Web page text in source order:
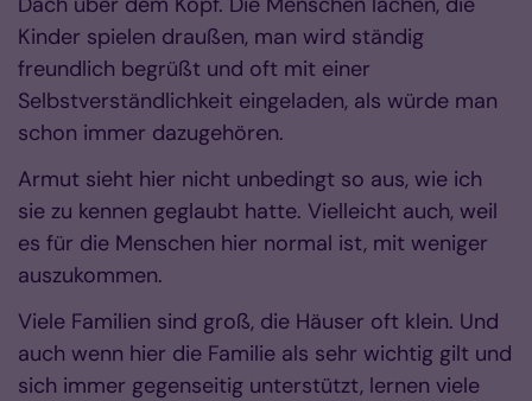
Kinder spielen draußen, man wird ständig
freundlich begrüßt und oft mit einer
Selbstverständlichkeit eingeladen, als würde man
schon immer dazugehören.
Armut sieht hier nicht unbedingt so aus, wie ich
sie zu kennen geglaubt hatte. Vielleicht auch, weil
es für die Menschen hier normal ist, mit weniger
auszukommen.
Viele Familien sind groß, die Häuser oft klein. Und
auch wenn hier die Familie als sehr wichtig gilt und
sich immer gegenseitig unterstützt, lernen viele